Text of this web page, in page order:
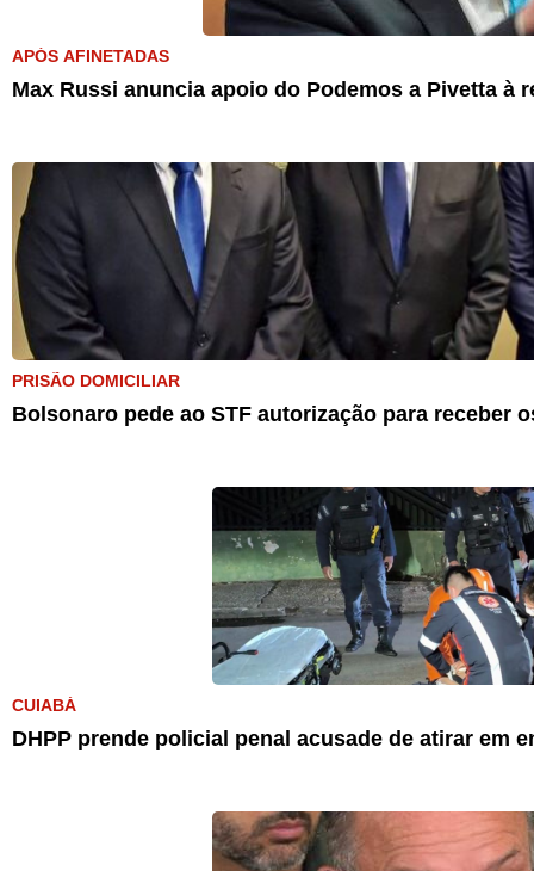
APÓS AFINETADAS
Max Russi anuncia apoio do Podemos a Pivetta à
PRISÃO DOMICILIAR
Bolsonaro pede ao STF autorização para receber
CUIABÁ
DHPP prende policial penal acusade de atirar em